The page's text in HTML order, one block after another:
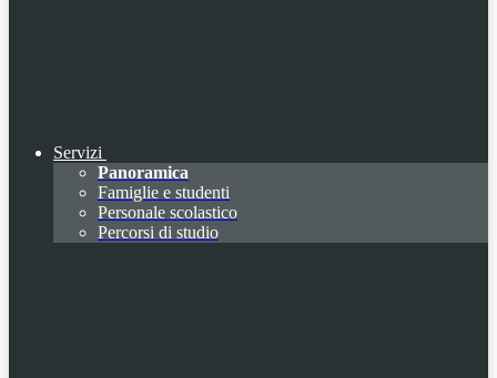
Servizi
Panoramica
Famiglie e studenti
Personale scolastico
Percorsi di studio